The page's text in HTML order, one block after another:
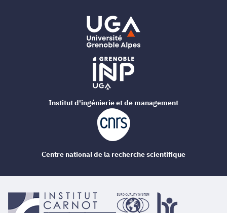
Institut d'ingénierie et de management
Centre national de la recherche scientifique